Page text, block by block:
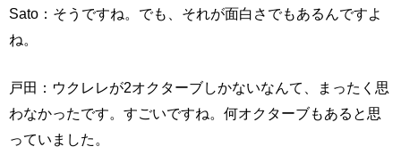
Sato：そうですね。でも、それが面白さでもあるんですよ
ね。
戸田：ウクレレが2オクターブしかないなんて、まったく思
わなかったです。すごいですね。何オクターブもあると思
っていました。